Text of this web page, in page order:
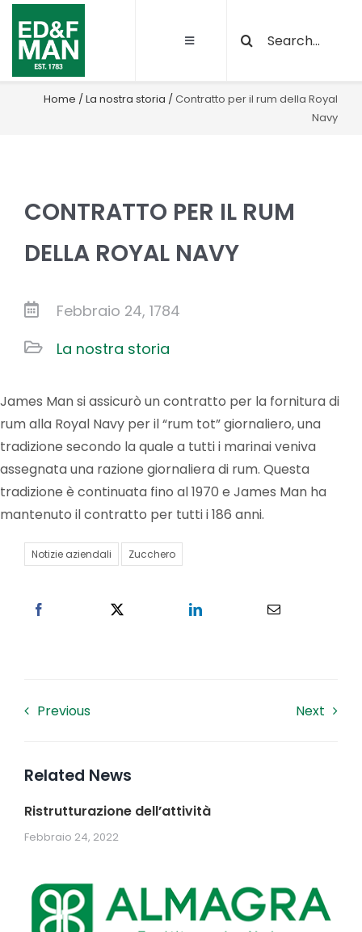
Salta
contenuto
Toggle
Chi siamo
Qualità e certificazioni
News
Lavora con noi
Contatti
Cerca
per:
Home /La nostra storia /Contratto per il rum della Royal
Navy
CONTRATTO PER IL RUM
DELLA ROYAL NAVY
Febbraio 24, 1784
La nostra storia
James Man si assicurò un contratto per la fornitura di
rum alla Royal Navy per il “rum tot” giornaliero, una
tradizione secondo la quale a tutti i marinai veniva
assegnata una razione giornaliera di rum. Questa
tradizione è continuata fino al 1970 e James Man ha
mantenuto il contratto per tutti i 186 anni.
Notizie aziendali Zucchero
Previous Next
Related News
Ristrutturazione dell’attività
Febbraio 24, 2022